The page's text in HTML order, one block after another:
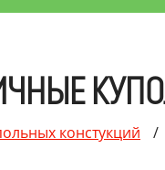
констукций /